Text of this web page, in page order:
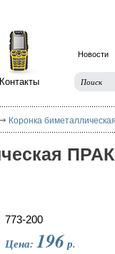
Контакты
Новости
Коронка
773-200
Цена: 196р.